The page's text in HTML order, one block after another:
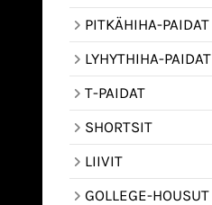
PITKÄHIHA-PAIDAT
LYHYTHIHA-PAIDAT
T-PAIDAT
SHORTSIT
LIIVIT
GOLLEGE-HOUSUT